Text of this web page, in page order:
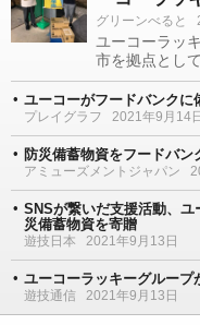
グリーンべると
ユーコーラッ
市を拠点とし
ユーコーがフードバンクに
プレイグラフ 2021年9月14日
防災備蓄物資をフードバン
アミューズメントジャパン
SNSが繋いだ支援活動、
災備蓄物資を寄贈
遊技日本 2021年9月13日
ユーコーラッキーグループ
遊技通信 2021年9月13日